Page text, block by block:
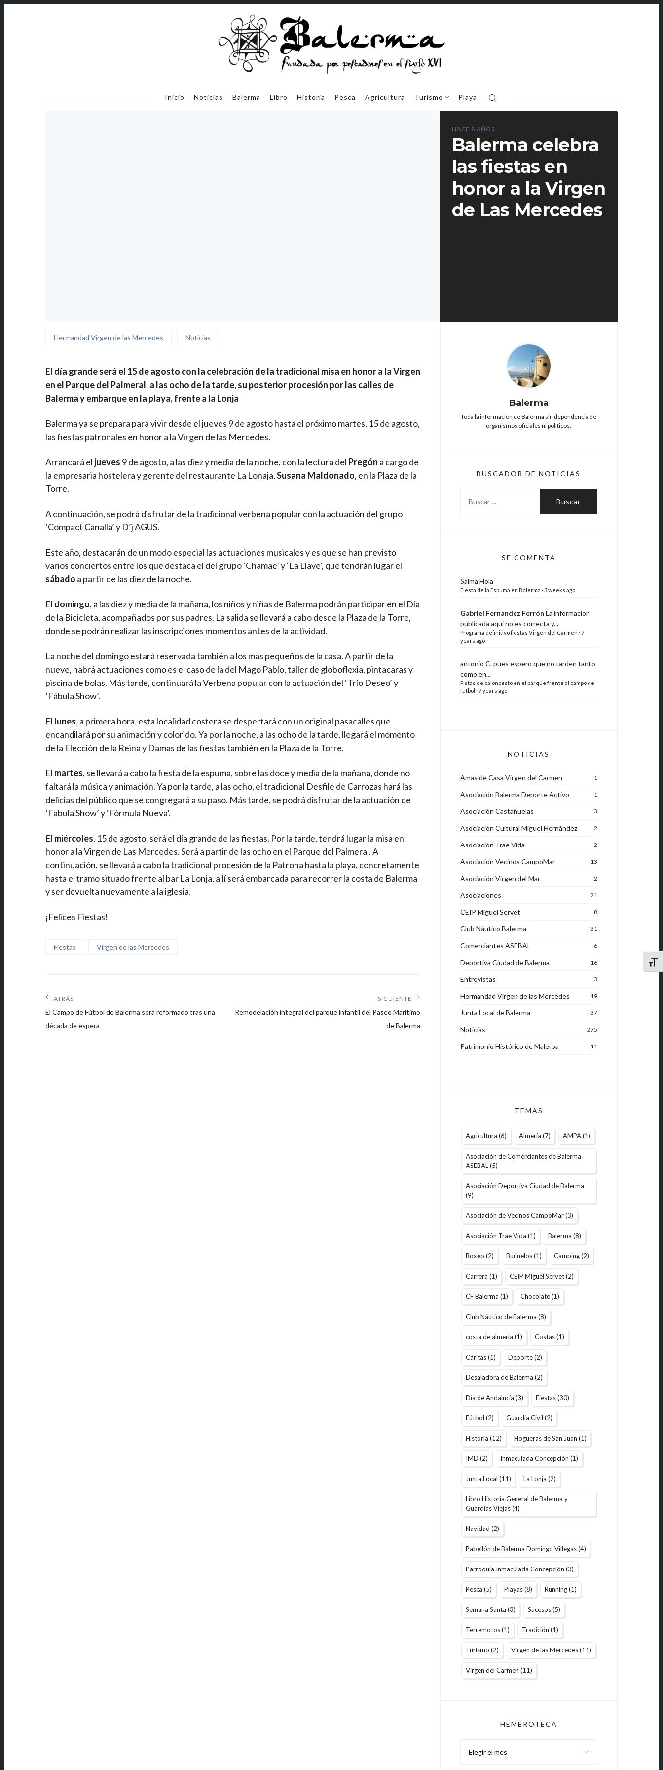
Inicio Noticias Balerma Libro Historia Pesca Agricultura Turismo Playa
HACE 8 AÑOS
Balerma celebra
las fiestas en
honor a la Virgen
de Las Mercedes
Hermandad Virgen de las Mercedes Noticias
El día grande será el 15 de agosto con la celebración de la tradicional misa en honor a la Virgen
en el Parque del Palmeral, a las ocho de la tarde, su posterior procesión por las calles de
Balerma y embarque en la playa, frente a la Lonja
Balerma ya se prepara para vivir desde el jueves 9 de agosto hasta el próximo martes, 15 de agosto,
las fiestas patronales en honor a la Virgen de las Mercedes.
Arrancará el jueves 9 de agosto, a las diez y media de la noche, con la lectura del Pregón a cargo de
la empresaria hostelera y gerente del restaurante La Lonaja,Susana Maldonado, en la Plaza de la
Torre.
A continuación, se podrá disfrutar de la tradicional verbena popular con la actuación del grupo
‘Compact Canalla’ y D’j AGUS.
Este año, destacarán de un modo especial las actuaciones musicales y es que se han previsto
varios conciertos entre los que destaca el del grupo ‘Chamae’ y ‘La Llave’, que tendrán lugar el
sábado a partir de las diez de la noche.
El domingo, a las diez y media de la mañana, los niños y niñas de Balerma podrán participar en el Día
de la Bicicleta, acompañados por sus padres. La salida se llevará a cabo desde la Plaza de la Torre,
donde se podrán realizar las inscripciones momentos antes de la actividad.
La noche del domingo estará reservada también a los más pequeños de la casa. A partir de la
nueve, habrá actuaciones como es el caso de la del Mago Pablo, taller de globoflexia, pintacaras y
piscina de bolas. Más tarde, continuará la Verbena popular con la actuación del ‘Trío Deseo’ y
‘Fábula Show’.
El lunes, a primera hora, esta localidad costera se despertará con un original pasacalles que
encandilará por su animación y colorido. Ya por la noche, a las ocho de la tarde, llegará el momento
de la Elección de la Reina y Damas de las fiestas también en la Plaza de la Torre.
El martes, se llevará a cabo la fiesta de la espuma, sobre las doce y media de la mañana, donde no
faltará la música y animación. Ya por la tarde, a las ocho, el tradicional Desfile de Carrozas hará las
delicias del público que se congregará a su paso. Más tarde, se podrá disfrutar de la actuación de
‘Fabula Show’ y ‘Fórmula Nueva’.
El miércoles, 15 de agosto, será el día grande de las fiestas. Por la tarde, tendrá lugar la misa en
honor a la Virgen de Las Mercedes. Será a partir de las ocho en el Parque del Palmeral. A
continuación, se llevará a cabo la tradicional procesión de la Patrona hasta la playa, concretamente
hasta el tramo situado frente al bar La Lonja, allí será embarcada para recorrer la costa de Balerma
y ser devuelta nuevamente a la iglesia.
¡Felices Fiestas!
Fiestas Virgen de las Mercedes
Navegación
de
entradas
ATRÁS
Artículos
anteriores:
El Campo de Fútbol de Balerma será reformado tras una
década de espera
SIGUIENTE
Siguiente
Remodelación integral del parque infantil del Paseo Marítimo
de Balerma
Balerma
Toda la información de Balerma sin dependencia de
organismos oficiales ni políticos.
BUSCADOR DE NOTICIAS
SE COMENTA
Salma Hola
Fiesta de la Espuma en Balerma ·3 weeks ago
Gabriel Fernandez Ferrón La informacion
publicada aqui no es correcta y...
Programa definitivo fiestas Virgen del Carmen ·7
years ago
antonio C.pues espero que no tarden tanto
como en...
Pistas de baloncesto en el parque frente al campo de
fútbol ·7 years ago
NOTICIAS
Amas de Casa Virgen del Carmen 1
Asociación Balerma Deporte Activo 1
Asociación Castañuelas 3
Asociación Cultural Miguel Hernández 2
Asociación Trae Vida 2
Asociación Vecinos CampoMar 13
Asociación Virgen del Mar 2
Asociaciones 21
CEIP Miguel Servet 8
Club Náutico Balerma 31
Comerciantes ASEBAL 6
Deportiva Ciudad de Balerma 16
Entrevistas 3
Hermandad Virgen de las Mercedes 19
Junta Local de Balerma 37
Noticias 275
Patrimonio Histórico de Malerba 11
TEMAS
Agricultura (6) Almería (7) AMPA(1)
Asociación de Comerciantes de Balerma
ASEBAL(5)
Asociación Deportiva Ciudad de Balerma
(9)
Asociación de Vecinos CampoMar(3)
Asociación Trae Vida (1) Balerma (8)
Boxeo (2) Buñuelos(1) Camping(2)
Carrera (1) CEIP Miguel Servet(2)
CF Balerma (1) Chocolate(1)
Club Náutico de Balerma (8)
costa de almeria (1) Costas(1)
Cáritas(1) Deporte(2)
Desaladora de Balerma (2)
Día de Andalucía (3) Fiestas(30)
Fútbol (2) Guardia Civil (2)
Historia (12) Hogueras de San Juan (1)
IMD (2) Inmaculada Concepción (1)
Junta Local (11) La Lonja (2)
Libro Historia General de Balerma y
Guardias Viejas(4)
Navidad (2)
Pabellón de Balerma Domingo Villegas(4)
Parroquia Inmaculada Concepción (3)
Pesca (5) Playas(8) Running(1)
Semana Santa (3) Sucesos(5)
Terremotos(1) Tradición (1)
Turismo (2) Virgen de las Mercedes(11)
Virgen del Carmen (11)
HEMEROTECA